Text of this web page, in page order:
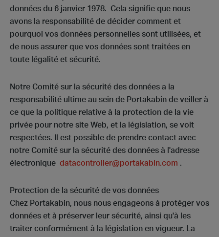
données du 6 janvier 1978. Cela signifie que nous
avons la responsabilité de décider comment et
pourquoi vos données personnelles sont utilisées, et
de nous assurer que vos données sont traitées en
toute légalité et sécurité.
Notre Comité sur la sécurité des données a la
responsabilité ultime au sein de Portakabin de veiller à
ce que la politique relative à la protection de la vie
privée pour notre site Web, et la législation, se voit
respectées. Il est possible de prendre contact avec
notre Comité sur la sécurité des données à l'adresse
électronique datacontroller@portakabin.com .
Protection de la sécurité de vos données
Chez Portakabin, nous nous engageons à protéger vos
données et à préserver leur sécurité, ainsi qu'à les
traiter conformément à la législation en vigueur. La